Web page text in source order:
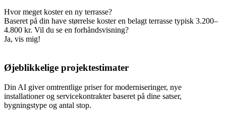
Hvor meget koster en ny terrasse?
Baseret på din have størrelse koster en belagt terrasse typisk 3.200–
4.800 kr. Vil du se en forhåndsvisning?
Ja, vis mig!
Øjeblikkelige projektestimater
Din AI giver omtrentlige priser for moderniseringer, nye
installationer og servicekontrakter baseret på dine satser,
bygningstype og antal stop.